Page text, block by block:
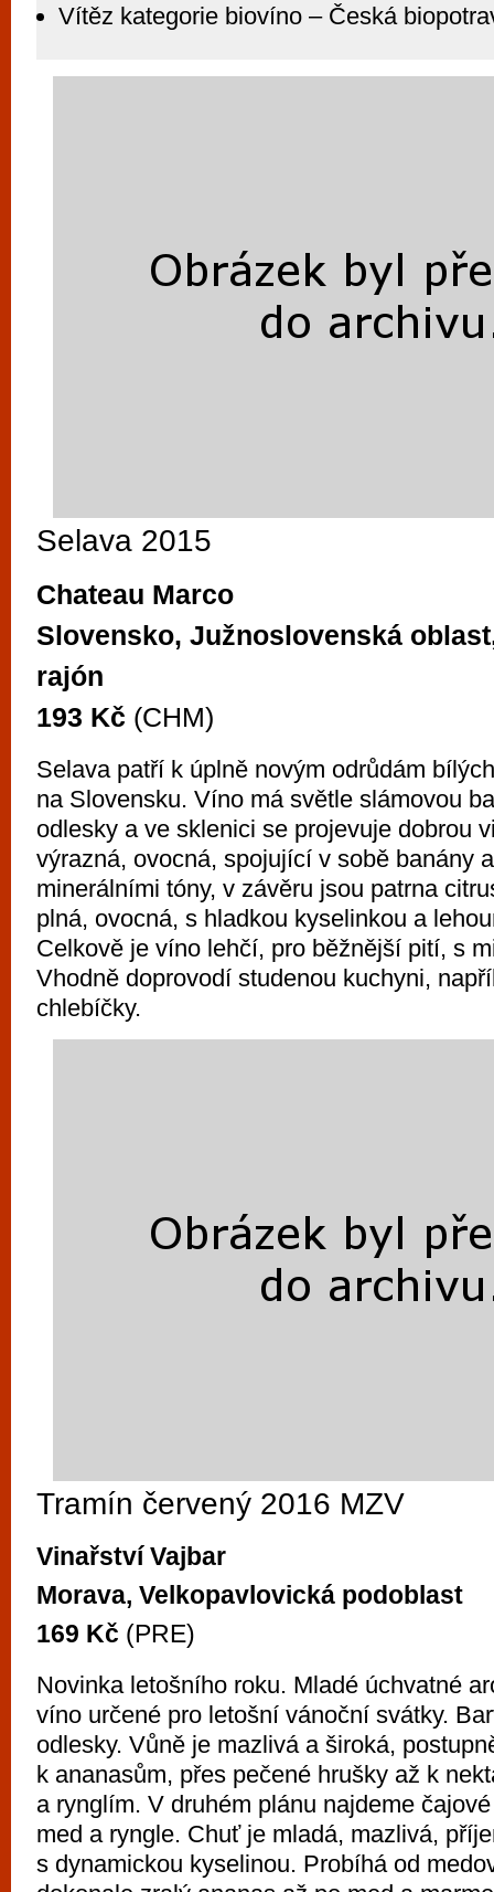
Vítěz kategorie biovíno – Česká
Selava 2015
Chateau Marco
Slovensko, Južnoslovenská
rajón
193 Kč (CHM)
Selava patří k úplně novým odrůdám
na Slovensku. Víno má světle slámovou
odlesky a ve sklenici se projevuje dobrou
výrazná, ovocná, spojující v sobě banány
minerálními tóny, v závěru jsou patrna
plná, ovocná, s hladkou kyselinkou a
Celkově je víno lehčí, pro běžnější pití, s
Vhodně doprovodí studenou kuchyni,
chlebíčky.
Tramín červený 2016 MZV
Vinařství Vajbar
Morava, Velkopavlovická podoblast
169 Kč (PRE)
Novinka letošního roku. Mladé úchvatné
víno určené pro letošní vánoční svátky.
odlesky. Vůně je mazlivá a široká,
k ananasům, přes pečené hrušky až k
a rynglím. V druhém plánu najdeme
med a ryngle. Chuť je mladá, mazlivá,
s dynamickou kyselinou. Probíhá od